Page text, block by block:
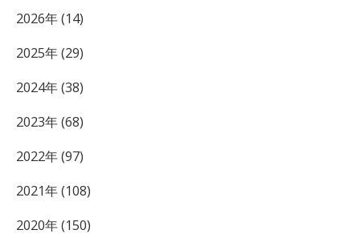
2026年 (14)
2025年 (29)
2024年 (38)
2023年 (68)
2022年 (97)
2021年 (108)
2020年 (150)